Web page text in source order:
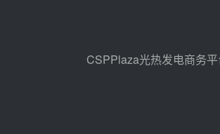
昨天 08-04 09:27
CSPPlaza光热发电商务平